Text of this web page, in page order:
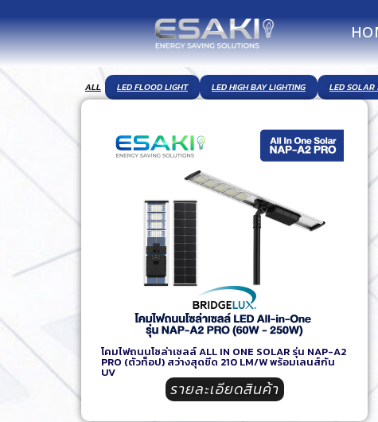
LED FLOOD LIGHT LED HIGH BAY LIGHTING LED SOLAR
ALL
โคมไฟถนนโซล่าเซลล์ ALL IN ONE SOLAR รุ่น NAP-A2
PRO (ตัวท็อป) สว่างสุดขีด 210 LM/W พร้อมเลนส์กัน
UV
รายละเอียดสินค้า